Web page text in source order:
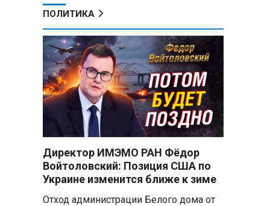
ПОЛИТИКА
Директор ИМЭМО РАН Фёдор
Войтоловский: Позиция США по
Украине изменится ближе к зиме
Отход администрации Белого дома от